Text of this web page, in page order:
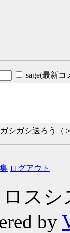
sage(最新
シガシ送ろう（
ログアウト
ロスシ
by